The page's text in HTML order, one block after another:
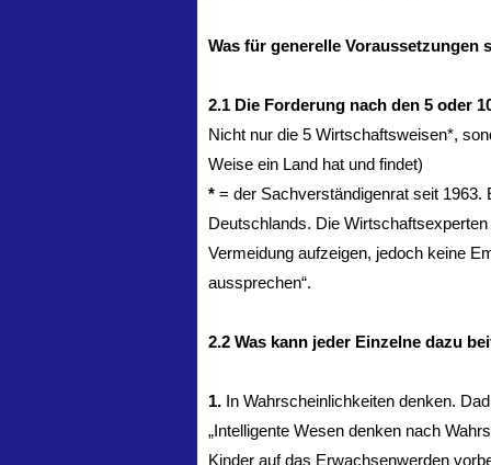
Was für generelle
2.1 Die Forderung nach den 5 oder
Nicht nur die 5 Wirtschaftsweisen*,
Weise ein Land hat und findet)
* = der Sachverständigenrat seit
Deutschlands. Die
Vermeidung aufzeigen, jedoch keine
aussprechen“.
2.2 Was kann jeder Einzelne dazu
1. In Wahrscheinlichkeiten denken.
„Intelligente Wesen denken nach
Kinder auf das Erwachsenwerden